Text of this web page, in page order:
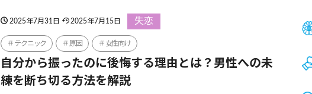
2025年7月31日 2025年7月15日 失恋
テクニック 原因 女性向け
自分から振ったのに後悔する理由とは？男性への未
練を断ち切る方法を解説